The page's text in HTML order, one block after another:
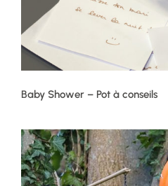
Baby Shower – Pot à conseils